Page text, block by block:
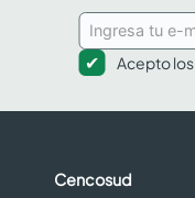
Acepto los
Cencosud